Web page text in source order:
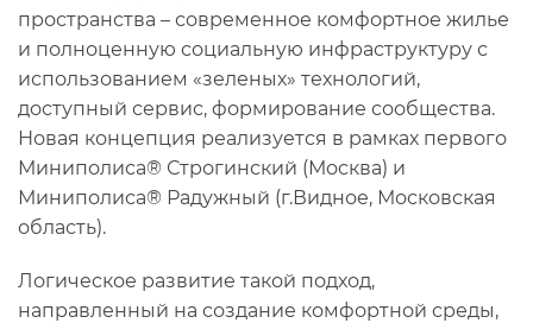
пространства – современное комфортное жилье
и полноценную социальную инфраструктуру с
использованием «зеленых» технологий,
доступный сервис, формирование сообщества.
Новая концепция реализуется в рамках первого
Миниполиса® Строгинский (Москва) и
Миниполиса® Радужный (г.Видное, Московская
область).
Логическое развитие такой подход,
направленный на создание комфортной среды,